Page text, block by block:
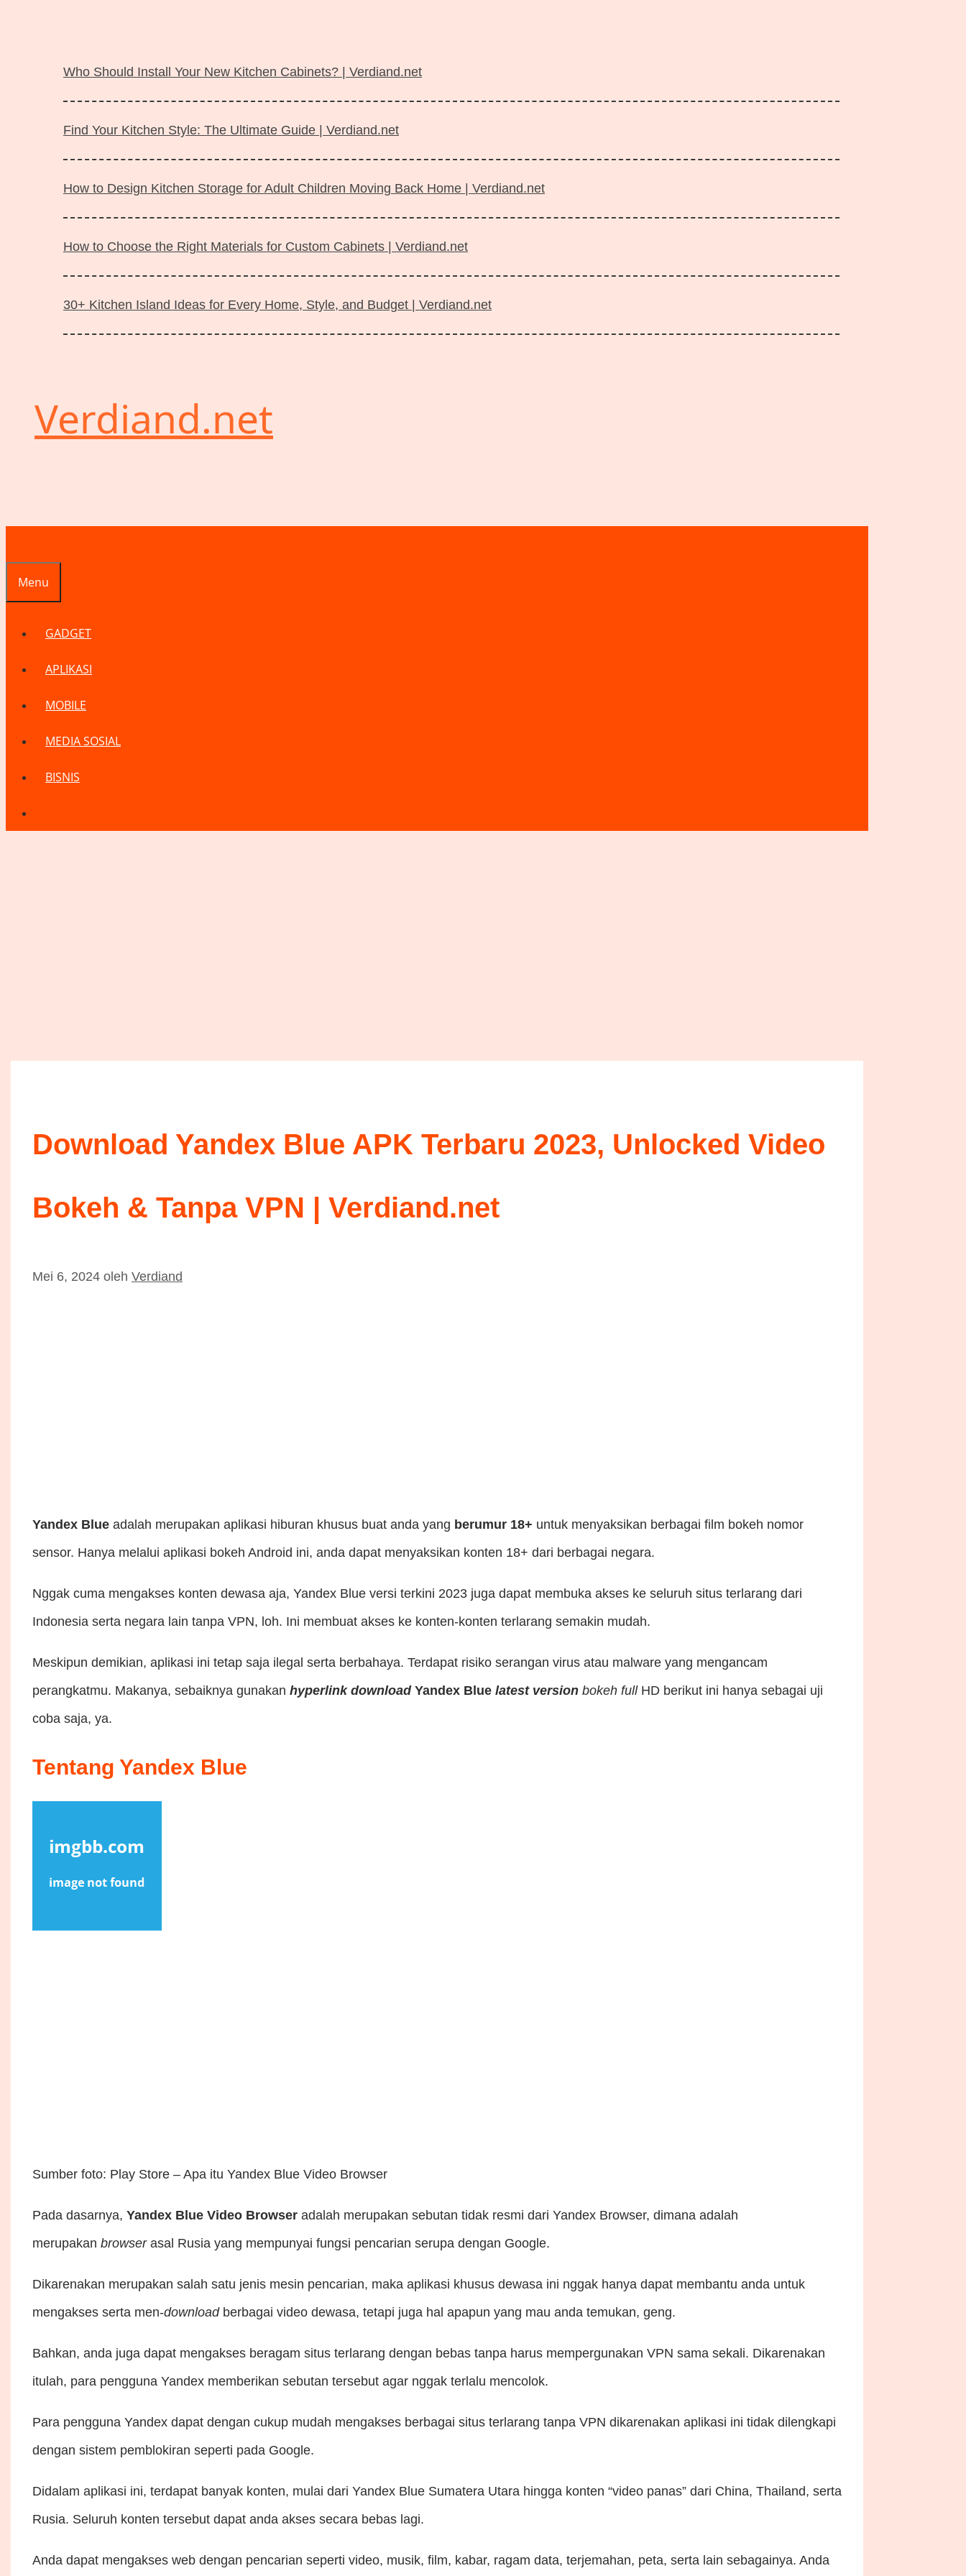
Who Should Install Your New Kitchen Cabinets? | Verdiand.net
Find Your Kitchen Style: The Ultimate Guide | Verdiand.net
How to Design Kitchen Storage for Adult Children Moving Back Home | Verdiand.net
How to Choose the Right Materials for Custom Cabinets | Verdiand.net
30+ Kitchen Island Ideas for Every Home, Style, and Budget | Verdiand.net
Verdiand.net
Menu
GADGET
APLIKASI
MOBILE
MEDIA SOSIAL
BISNIS
Download Yandex Blue APK Terbaru 2023, Unlocked Video
Bokeh & Tanpa VPN | Verdiand.net
Mei 6, 2024 oleh Verdiand
Yandex Blue adalah merupakan aplikasi hiburan khusus buat anda yang berumur 18+ untuk menyaksikan berbagai film bokeh nomor
sensor. Hanya melalui aplikasi bokeh Android ini, anda dapat menyaksikan konten 18+ dari berbagai negara.
Nggak cuma mengakses konten dewasa aja, Yandex Blue versi terkini 2023 juga dapat membuka akses ke seluruh situs terlarang dari
Indonesia serta negara lain tanpa VPN, loh. Ini membuat akses ke konten-konten terlarang semakin mudah.
Meskipun demikian, aplikasi ini tetap saja ilegal serta berbahaya. Terdapat risiko serangan virus atau malware yang mengancam
perangkatmu. Makanya, sebaiknya gunakan hyperlink downloadYandex Blue latest version bokeh fullHD berikut ini hanya sebagai uji
coba saja, ya.
Tentang Yandex Blue
Sumber foto: Play Store – Apa itu Yandex Blue Video Browser
Pada dasarnya, Yandex Blue Video Browser adalah merupakan sebutan tidak resmi dari Yandex Browser, dimana adalah
merupakan browserasal Rusia yang mempunyai fungsi pencarian serupa dengan Google.
Dikarenakan merupakan salah satu jenis mesin pencarian, maka aplikasi khusus dewasa ini nggak hanya dapat membantu anda untuk
mengakses serta men-downloadberbagai video dewasa, tetapi juga hal apapun yang mau anda temukan, geng.
Bahkan, anda juga dapat mengakses beragam situs terlarang dengan bebas tanpa harus mempergunakan VPN sama sekali. Dikarenakan
itulah, para pengguna Yandex memberikan sebutan tersebut agar nggak terlalu mencolok.
Para pengguna Yandex dapat dengan cukup mudah mengakses berbagai situs terlarang tanpa VPN dikarenakan aplikasi ini tidak dilengkapi
dengan sistem pemblokiran seperti pada Google.
Didalam aplikasi ini, terdapat banyak konten, mulai dari Yandex Blue Sumatera Utara hingga konten “video panas” dari China, Thailand, serta
Rusia. Seluruh konten tersebut dapat anda akses secara bebas lagi.
Anda dapat mengakses web dengan pencarian seperti video, musik, film, kabar, ragam data, terjemahan, peta, serta lain sebagainya. Anda